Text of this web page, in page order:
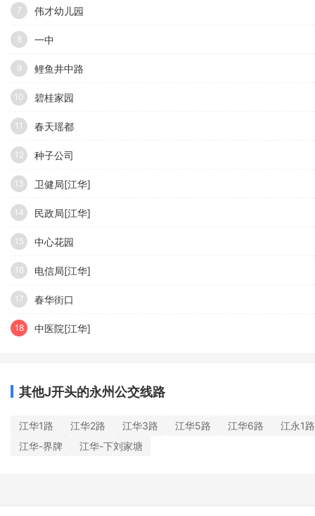
7 伟才幼儿园
8 一中
9 鲤鱼井中路
10 碧桂家园
11 春天瑶都
12 种子公司
13 卫健局[江华]
14 民政局[江华]
15 中心花园
16 电信局[江华]
17 春华街口
18 中医院[江华]
其他J开头的永州公交线路
江华1路 江华2路 江华3路 江华5路 江华6路
江永1路
江华-界牌
江华-下刘家塘